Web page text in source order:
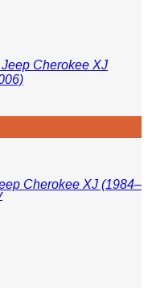
Cherokee XJ (1984–